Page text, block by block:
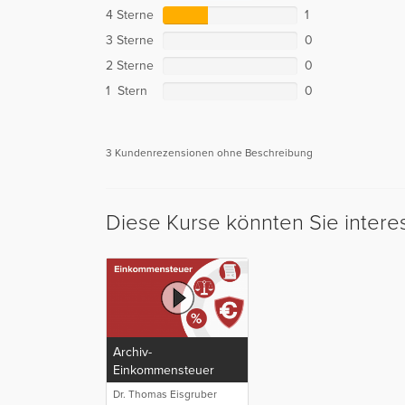
4 Sterne
1
3 Sterne
0
2 Sterne
0
1 Stern
0
3 Kundenrezensionen ohne Beschreibung
Diese Kurse könnten Sie
Archiv-
Einkommensteuer
Dr. Thomas Eisgruber